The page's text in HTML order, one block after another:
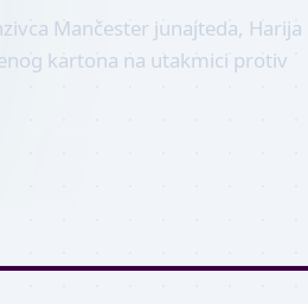
Mančester junajteda, Harija
kartona na utakmici protiv